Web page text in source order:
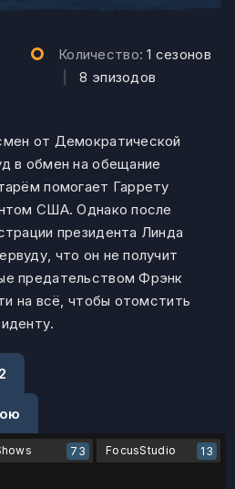
Количество:1 сезонов
|8 эпизодов
от Демократической
в обмен на обещание
помогает Гаррету
США. Однако после
президента Линда
что он не получит
предательством Фрэнк
на всё, чтобы отомстить
73 FocusStudio
13